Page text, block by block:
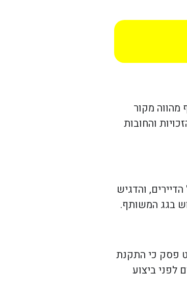
מהווה מקור
והחובות
והדגיש
בגג המשותף.
פסק כי התקנת
לפני ביצוע